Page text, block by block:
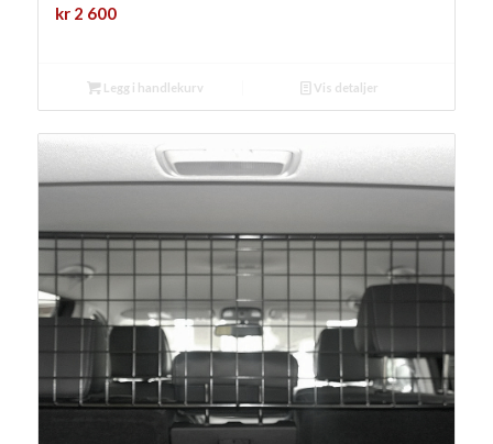
kr2 600
Legg i handlekurv Vis detaljer